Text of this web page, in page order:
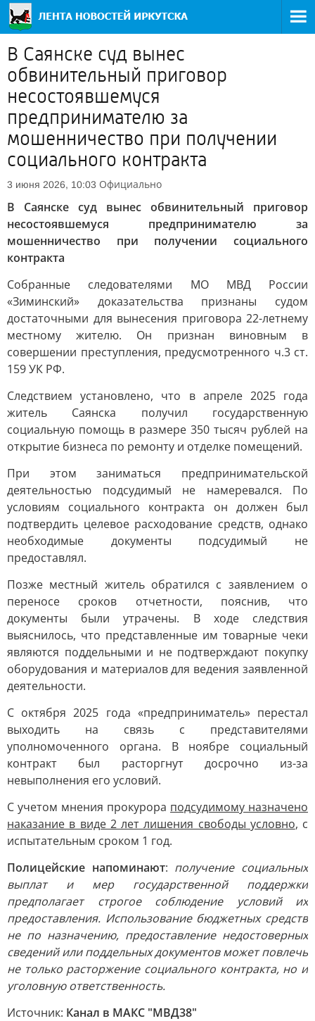
В Саянске суд вынес
обвинительный приговор
несостоявшемуся
предпринимателю за
мошенничество при получении
социального контракта
3 июня 2026, 10:03 Официально
В Саянске суд вынес обвинительный приговор
несостоявшемуся предпринимателю за
мошенничество при получении социального
контракта
Собранные следователями МО МВД России
«Зиминский» доказательства признаны судом
достаточными для вынесения приговора 22-летнему
местному жителю. Он признан виновным в
совершении преступления, предусмотренного ч.3 ст.
159 УК РФ.
Следствием установлено, что в апреле 2025 года
житель Саянска получил государственную
социальную помощь в размере 350 тысяч рублей на
открытие бизнеса по ремонту и отделке помещений.
При этом заниматься предпринимательской
деятельностью подсудимый не намеревался. По
условиям социального контракта он должен был
подтвердить целевое расходование средств, однако
необходимые документы подсудимый не
предоставлял.
Позже местный житель обратился с заявлением о
переносе сроков отчетности, пояснив, что
документы были утрачены. В ходе следствия
выяснилось, что представленные им товарные чеки
являются поддельными и не подтверждают покупку
оборудования и материалов для ведения заявленной
деятельности.
С октября 2025 года «предприниматель» перестал
выходить на связь с представителями
уполномоченного органа. В ноябре социальный
контракт был расторгнут досрочно из-за
невыполнения его условий.
С учетом мнения прокурора подсудимому назначено
наказание в виде 2 лет лишения свободы условно, с
испытательным сроком 1 год.
Полицейские напоминают: получение социальных
выплат и мер государственной поддержки
предполагает строгое соблюдение условий их
предоставления. Использование бюджетных средств
не по назначению, предоставление недостоверных
сведений или поддельных документов может повлечь
не только расторжение социального контракта, но и
уголовную ответственность.
Источник: Канал в МАКС "МВД38"